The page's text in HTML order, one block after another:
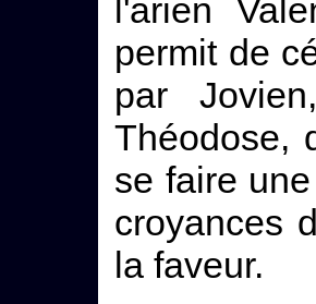
l'arien
permit de
par
Théodose,
se faire
croyances
la faveur.